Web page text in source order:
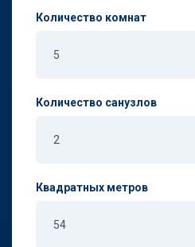
Количество комнат
Количество санузлов
Квадратных метров